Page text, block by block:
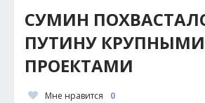
СУМИН
ПУТИНУ КРУПНЫМИ
ПРОЕКТАМИ
Мне нравится 0